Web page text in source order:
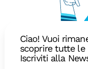
Ciao! Vuoi
scoprire tutte le
Iscriviti alla